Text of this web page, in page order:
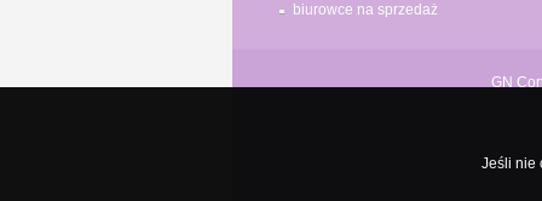
biurowce na sprzedaż
GN
Jeśli nie